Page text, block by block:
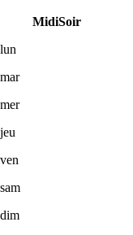
MidiSoir
lun
mar
mer
jeu
ven
sam
dim